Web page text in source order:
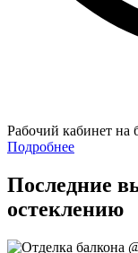
Рабочий кабинет на
Подробнее
Последние
остеклению